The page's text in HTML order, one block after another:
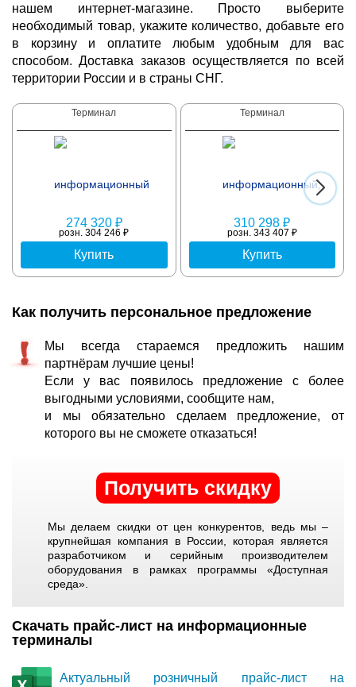
нашем интернет-магазине. Просто выберите
необходимый товар, укажите количество, добавьте его
в корзину и оплатите любым удобным для вас
способом. Доставка заказов осуществляется по всей
территории России и в страны СНГ.
Терминал
274 320 ₽
розн. 304 246 ₽
Купить
Терминал
310 298 ₽
розн. 343 407 ₽
Купить
Как получить персональное предложение
Мы всегда стараемся предложить нашим
партнёрам лучшие цены!
Если у вас появилось предложение с более
выгодными условиями, сообщите нам,
и мы обязательно сделаем предложение, от
которого вы не сможете отказаться!
Получить скидку
Мы делаем скидки от цен конкурентов, ведь мы –
крупнейшая компания в России, которая является
разработчиком и серийным производителем
оборудования в рамках программы «Доступная
среда».
Скачать прайс-лист на информационные
терминалы
Актуальный розничный прайс-лист на